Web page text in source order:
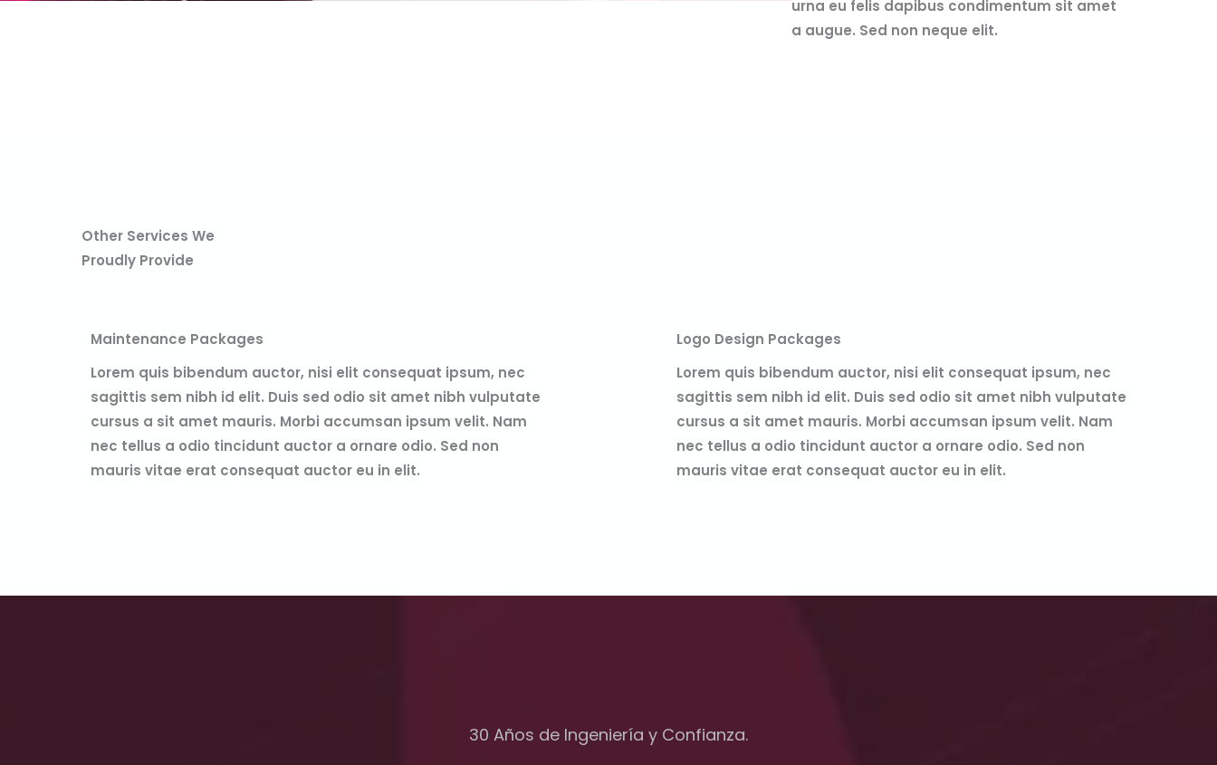
urna eu felis dapibus condimentum sit amet
a augue. Sed non neque elit.
Other Services We
Proudly Provide
Maintenance Packages
Lorem quis bibendum auctor, nisi elit consequat ipsum, nec
sagittis sem nibh id elit. Duis sed odio sit amet nibh vulputate
cursus a sit amet mauris. Morbi accumsan ipsum velit. Nam
nec tellus a odio tincidunt auctor a ornare odio. Sed non
mauris vitae erat consequat auctor eu in elit.
Logo Design Packages
Lorem quis bibendum auctor, nisi elit consequat ipsum, nec
sagittis sem nibh id elit. Duis sed odio sit amet nibh vulputate
cursus a sit amet mauris. Morbi accumsan ipsum velit. Nam
nec tellus a odio tincidunt auctor a ornare odio. Sed non
mauris vitae erat consequat auctor eu in elit.
30 Años de Ingeniería y Confianza.